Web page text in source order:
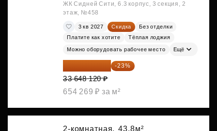
ЖК Сидней Сити, 6.3 корпус, 3 секция, 2
этаж, №458
3 кв 2027 Скидка
Без отделки
Платите как хотите
Тёплая лоджия
Можно оборудовать рабочее место Ещё
25 909 052 ₽ -23%
33 648 120 ₽
654 269 ₽ за м²
2-комнатная, 43.8м²